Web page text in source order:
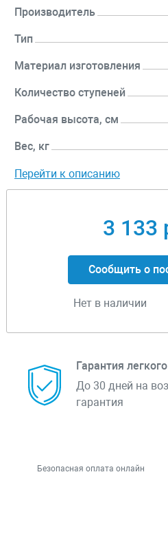
Производитель
Тип
Материал изготовления
Количество ступеней
Рабочая высота, см
Вес, кг
Перейти к описанию
3 133
Сообщить о
Нет в наличии
Гарантия
До 30 дней на
гарантия
Безопасная оплата онлайн